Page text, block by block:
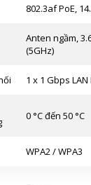
802.3af PoE,
Anten ngầm,
(5GHz)
1 x 1 Gbps LAN
0 °C đến 50 °C
WPA2 / WPA3